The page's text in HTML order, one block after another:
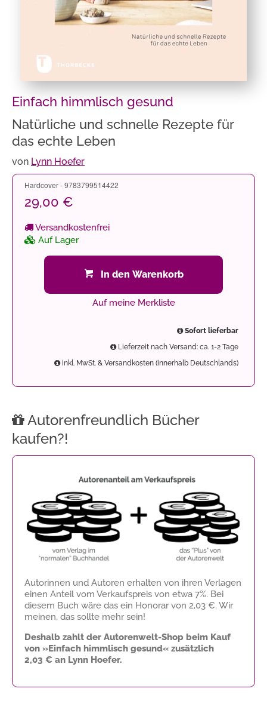
Einfach himmlisch gesund
Natürliche und schnelle Rezepte für
das echte Leben
von Lynn Hoefer
Hardcover - 9783799514422
29,00 €
Versandkostenfrei
Auf Lager
In den Warenkorb
Auf meine Merkliste
Sofort lieferbar
Lieferzeit nach Versand: ca. 1-2 Tage
inkl. MwSt. & Versandkosten (innerhalb Deutschlands)
Autorenfreundlich Bücher
kaufen?!
Autorinnen und Autoren erhalten von ihren Verlagen
einen Anteil vom Verkaufspreis von etwa 7%. Bei
diesem Buch wäre das ein Honorar von 2,03 €. Wir
meinen, das sollte mehr sein!
Deshalb zahlt der Autorenwelt-Shop beim Kauf
von »Einfach himmlisch gesund« zusätzlich
2,03 € an Lynn Hoefer.